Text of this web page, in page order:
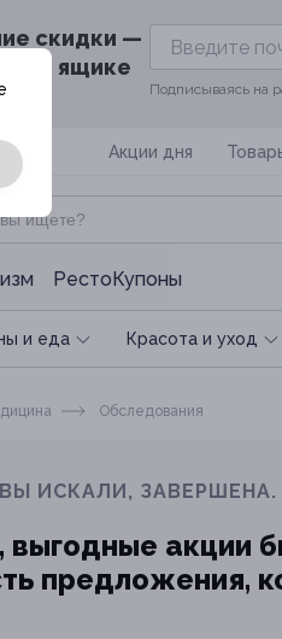
скидки —
ящике
Подписываясь на
Акции дня
РестоКупоны
и еда Красота и уход
Обследования
ИСКАЛИ, ЗАВЕРШЕНА.
акции
предложения,